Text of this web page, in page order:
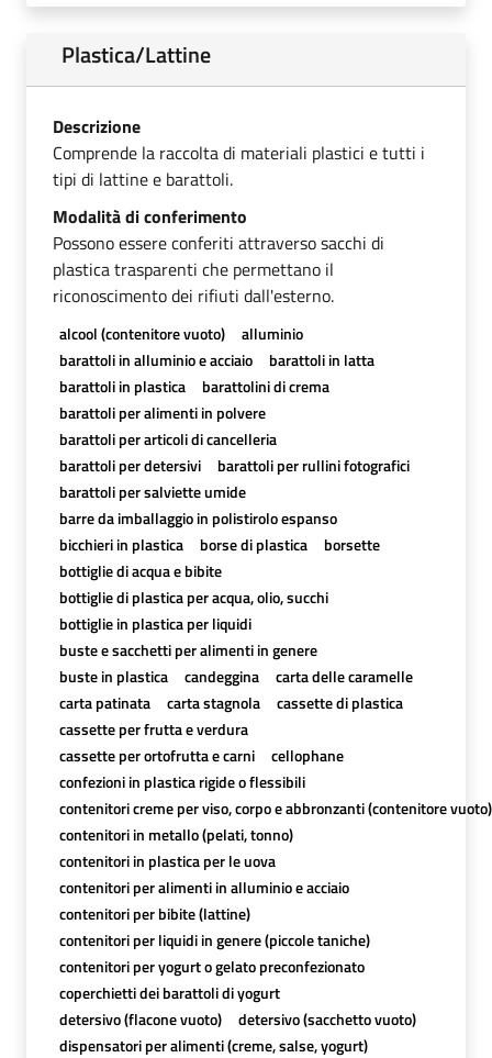
Plastica/Lattine
Descrizione
Comprende la raccolta di materiali plastici e tutti i
tipi di lattine e barattoli.
Modalità di conferimento
Possono essere conferiti attraverso sacchi di
plastica trasparenti che permettano il
riconoscimento dei rifiuti dall'esterno.
alcool (contenitore vuoto)
alluminio
barattoli in alluminio e acciaio
barattoli in latta
barattoli in plastica
barattolini di crema
barattoli per alimenti in polvere
barattoli per articoli di cancelleria
barattoli per detersivi
barattoli per rullini fotografici
barattoli per salviette umide
barre da imballaggio in polistirolo espanso
bicchieri in plastica
borse di plastica
borsette
bottiglie di acqua e bibite
bottiglie di plastica per acqua, olio, succhi
bottiglie in plastica per liquidi
buste e sacchetti per alimenti in genere
buste in plastica
candeggina
carta delle caramelle
carta patinata
carta stagnola
cassette di plastica
cassette per frutta e verdura
cassette per ortofrutta e carni
cellophane
confezioni in plastica rigide o flessibili
contenitori creme per viso, corpo e abbronzanti (contenitore vuoto)
contenitori in metallo (pelati, tonno)
contenitori in plastica per le uova
contenitori per alimenti in alluminio e acciaio
contenitori per bibite (lattine)
contenitori per liquidi in genere (piccole taniche)
contenitori per yogurt o gelato preconfezionato
coperchietti dei barattoli di yogurt
detersivo (flacone vuoto)
detersivo (sacchetto vuoto)
dispensatori per alimenti (creme, salse, yogurt)